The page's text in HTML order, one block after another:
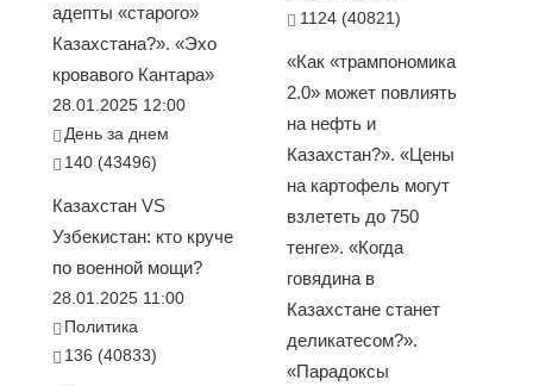
адепты «старого»
Казахстана?». «Эхо
кровавого Кантара»
28.01.2025 12:00
День за днем
140 (43496)
Казахстан VS
Узбекистан: кто круче
по военной мощи?
28.01.2025 11:00
Политика
136 (40833)
1124 (40821)
«Как «трампономика
2.0» может повлиять
на нефть и
Казахстан?». «Цены
на картофель могут
взлететь до 750
тенге». «Когда
говядина в
Казахстане станет
деликатесом?».
«Парадоксы